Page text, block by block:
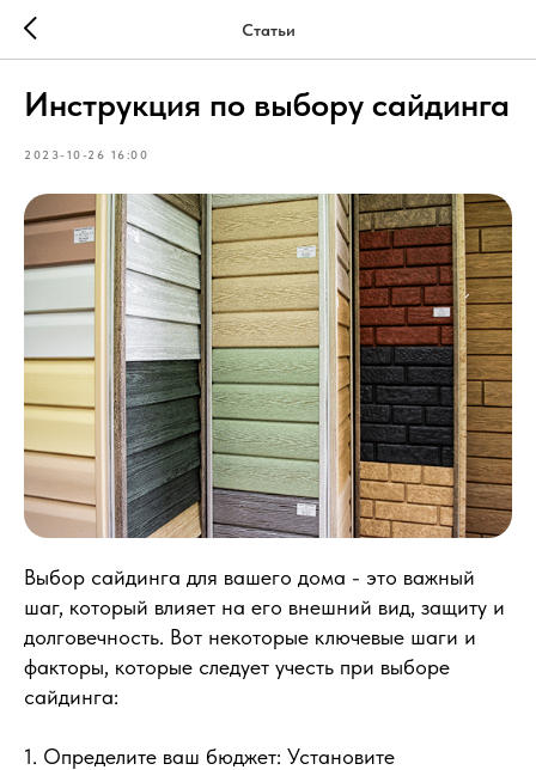
Статьи
Инструкция по выбору сайдинга
2023-10-26 16:00
Выбор сайдинга для вашего дома - это важный
шаг, который влияет на его внешний вид, защиту и
долговечность. Вот некоторые ключевые шаги и
факторы, которые следует учесть при выборе
сайдинга:
1. Определите ваш бюджет: Установите